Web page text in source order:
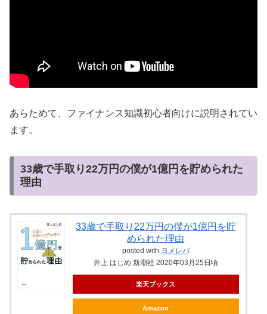
あらためて、ファイナンス知識初心者向けに説明されてい
ます。
33歳で手取り22万円の僕が1億円を貯められた
理由
33歳で手取り22万円の僕が1億円を貯
められた理由
posted with ヨメレバ
井上 はじめ 新潮社 2020年03月25日頃
楽天ブックス
Amazon